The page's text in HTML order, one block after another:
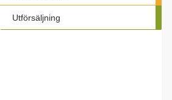
Utförsäljning